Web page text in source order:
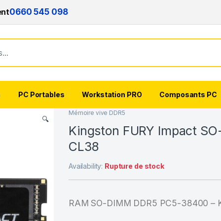
0660 545 098
PC Portables Workstation PRO Composants PC
🔍
Mémoire vive DDR5
Kingston FURY Impact
CL38
Availability: Rupture de stock
RAM SO-DIMM DDR5 PC5-38400 –